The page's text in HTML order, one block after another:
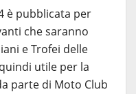
è pubblicata per
che saranno
e Trofei delle
utile per la
parte di Moto Club